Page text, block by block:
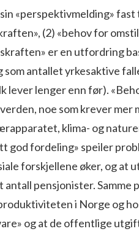
«perspektivmelding» fast
(2) «behov for
er en utfordring
antallet yrkesaktive
lever lenger enn før).
noe som krever mer
klima- og
god fordeling» speiler
forskjellene øker, og at
pensjonister. Samme
i Norge og
og at de offentlige